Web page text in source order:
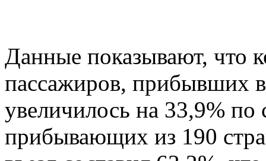
Данные показывают, что
пассажиров, прибывших в
увеличилось на 33,9%
прибывающих из 190